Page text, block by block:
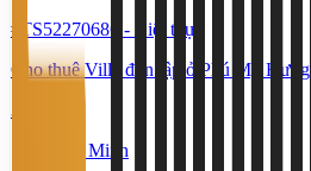
#TS52270686 -
Biệt thự
Cho thuê Villa đơn lập ở Phú Mỹ Hưng
315 Triệu
Hồ Chí Minh